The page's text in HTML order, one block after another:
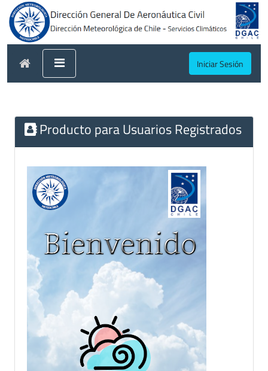
Iniciar Sesión
Producto para Usuarios Registrados